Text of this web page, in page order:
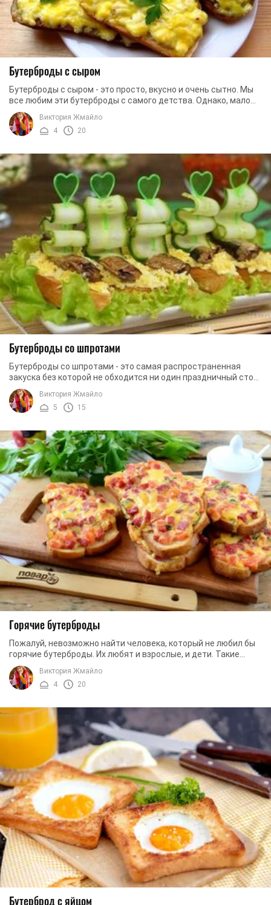
Бутерброды с сыром
Бутерброды с сыром - это просто, вкусно и очень сытно. Мы
все любим эти бутерброды с самого детства. Однако, мало
кто задумывался над тем, что такое ...
Виктория Жмайло
4
20
Бутерброды со шпротами
Бутерброды со шпротами - это самая распространенная
закуска без которой не обходится ни один праздничный стол.
Однако, несмотря на то, что бутерброды ...
Виктория Жмайло
5
15
Горячие бутерброды
Пожалуй, невозможно найти человека, который не любил бы
горячие бутерброды. Их любят и взрослые, и дети. Такие
бутерброды - это отличный завтрак, ...
Виктория Жмайло
4
20
Бутерброд с яйцом